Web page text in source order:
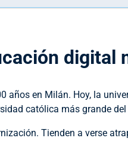
digital
años en Milán. Hoy, la
católica más grande
Tienden a verse